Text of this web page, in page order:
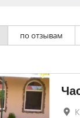
по отзывам